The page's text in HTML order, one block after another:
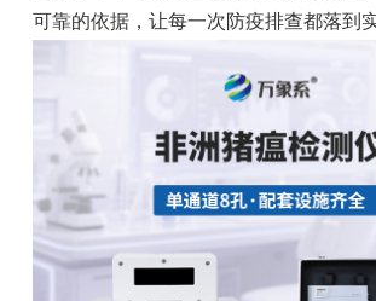
可靠的依据，让每一次防疫排查都落到实